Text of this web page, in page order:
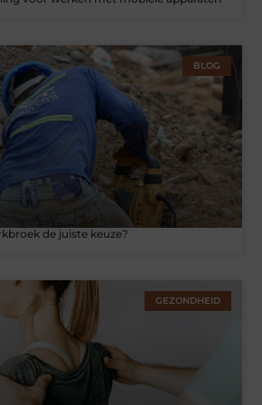
BLOG
de juiste keuze?
GEZONDHEID